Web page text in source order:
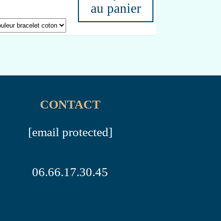
au panier
CONTACT
[email protected]
06.66.17.30.45